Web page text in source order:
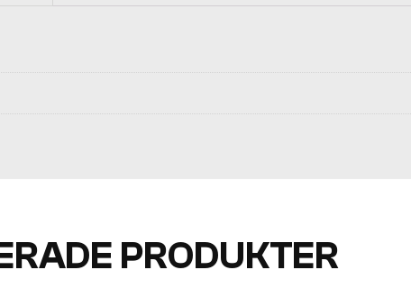
PRODUKTER